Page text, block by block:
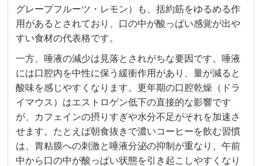
グレープフルーツ・レモン）も、括約筋をゆるめる作
用があるとされており、口の中が酸っぱい感覚が出や
すい食材の代表格です。
一方、唾液の減少は見落とされがちな要因です。唾液
には口腔内を中性に保う緩衝作用があり、量が減ると
酸味を感じやすくなります。更年期の口腔乾燥（ドラ
イマウス）はエストロゲン低下の直接的な影響です
が、カフェインの摂りすぎや水分不足がそれを加速さ
せます。たとえば朝食抜きで濃いコーヒーを飲む習慣
は、胃粘膜への刺激と唾液分泌の抑制が重なり、午前
中から口の中が酸っぱい状態を引き起こしやすくなり